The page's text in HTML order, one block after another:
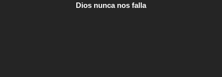
Dios nunca nos falla